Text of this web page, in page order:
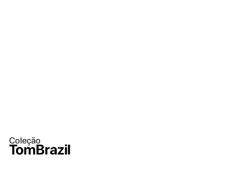
Coleção
TomBrazil